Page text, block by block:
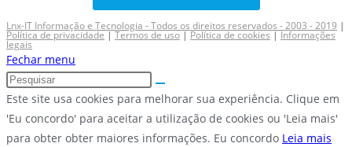
Lnx-IT Informação e Tecnologia - Todos os direitos reservados - 2003 - 2019 |
Política de privacidade|Termos de uso|Política de cookies|Informações
legais
Fechar menu
Este site usa cookies para melhorar sua experiência. Clique em
'Eu concordo' para aceitar a utilização de cookies ou 'Leia mais'
para obter obter maiores informações. Eu concordo Leia mais